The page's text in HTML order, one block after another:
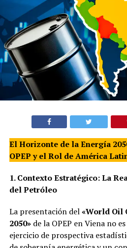
El Horizonte de la Energía
OPEP y el Rol de América
1. Contexto Estratégico: La
del Petróleo
La presentación del«World Oil
2050»de la OPEP en Viena no
ejercicio de prospectiva